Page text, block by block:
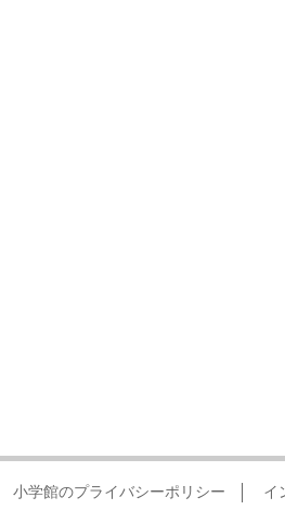
小学館のプライバシーポリシー イ